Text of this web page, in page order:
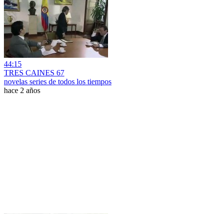
44:15
TRES CAINES 67
novelas series de todos los tiempos
hace 2 años